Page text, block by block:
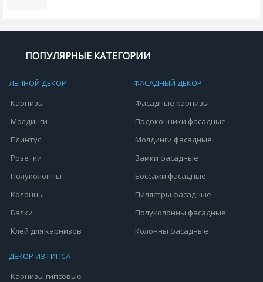
ПОПУЛЯРНЫЕ КАТЕГОРИИ
ЛЕПНОЙ ДЕКОР
Карнизы
Молдинги
Плинтус
Розетки
Полуколонны
Колонны
Балки
Клей для карнизов
ФАСАДНЫЙ ДЕКОР
Фасадные карнизы
Подоконники фасадные
Молдинги фасадные
Замки фасадные
Боссажи фасадные
Пилястры фасадные
Полуколонны фасадные
Колонны фасадные
ДЕКОР ИЗ ГИПСА
Карнизы гипсовые